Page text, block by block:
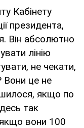
Кабінету
президента,
Він абсолютно
лінію
не чекати,
Вони це не
якщо по
так
вони 100